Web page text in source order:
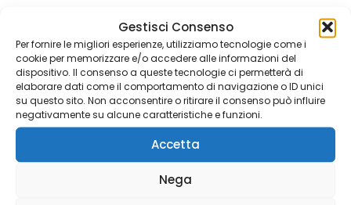
Gestisci Consenso
Per fornire le migliori esperienze, utilizziamo tecnologie come i
cookie per memorizzare e/o accedere alle informazioni del
dispositivo. Il consenso a queste tecnologie ci permetterà di
elaborare dati come il comportamento di navigazione o ID unici
su questo sito. Non acconsentire o ritirare il consenso può influire
negativamente su alcune caratteristiche e funzioni.
Accetta
Nega
Professionalità e competenza
nostro team è composto da
imbianchini esperti e qualificati, in
costante aggiornamento sulle nuove
tecniche e sui materiali più innovativi.
Materiali di alta qualità: Utilizziamo
solo vernici e prodotti ecologici,
atossici e di alta gamma, che
garantiscono un risultato duraturo e